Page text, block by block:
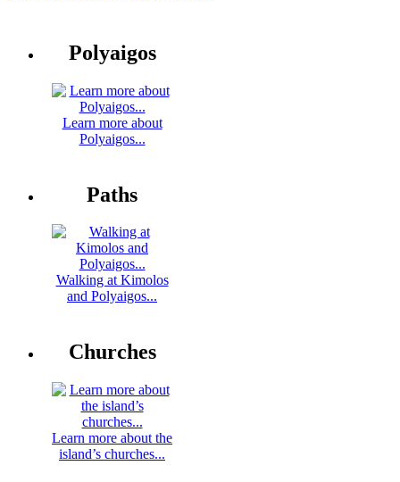
Polyaigos
Learn more about
Polyaigos...
Paths
Walking at Kimolos
and Polyaigos...
Churches
Learn more about the
island’s churches...